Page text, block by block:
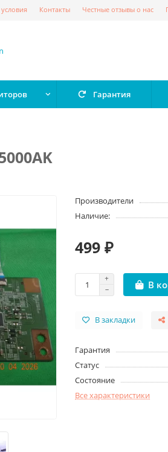
Контакты Честные отзывы о нас
Гарантия
Производители
Наличие:
499 ₽
В
В закладки
Гарантия
Статус
Состояние
Все характеристики